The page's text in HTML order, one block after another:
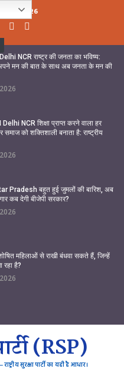
09, 2026
NCR राष्ट्र की जनता का भविष्य:
मन की बात के साथ अब जनता के मन की
NCR शिक्षा प्राप्त करने वाला हर
समाज को शक्तिशाली बनाता है: राष्ट्रीय
Pradesh बहुत हुई जुमलों की बारिश, अब
कब देगी बीजेपी सरकार?
महिलाओं से राखी बंधवा सकते हैं, जिन्हें
है?
(RSP)
सुरक्षा पार्टी का यही है आधार।